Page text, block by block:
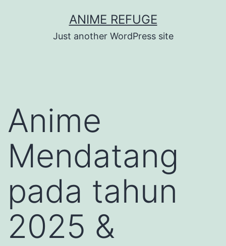
ANIME REFUGE
Just another WordPress site
Anime
Mendatang
pada tahun
2025 &